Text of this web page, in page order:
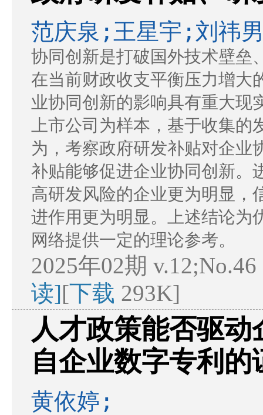
范庆泉;王星宇;刘祎
协同创新是打破国外技术壁垒
在当前财政收支平衡压力增大
业协同创新的影响具有重大现
上市公司为样本，基于收集
为，考察政府研发补贴对企业
补贴能够促进企业协同创新。
高研发风险的企业更为明显，
进作用更为明显。上述结论为
网络提供一定的理论参考。
2025年02期
读][下载 293K]
人才政策能否驱
自企业数字专利的
黄依婷;